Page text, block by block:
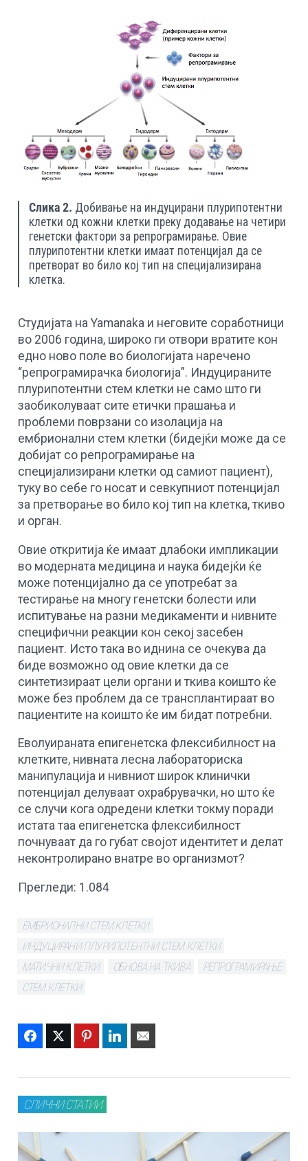
Слика 2. Добивање на индуцирани плурипотентни
клетки од кожни клетки преку додавање на четири
генетски фактори за репрограмирање. Овие
плурипотентни клетки имаат потенцијал да се
претворат во било кој тип на специјализирана
клетка.
Студијата на Yamanaka и неговите соработници
во 2006 година, широко ги отвори вратите кон
едно ново поле во биологијата наречено
“репрограмирачка биологија”. Индуцираните
плурипотентни стем клетки не само што ги
заобиколуваат сите етички прашања и
проблеми поврзани со изолација на
ембрионални стем клетки (бидејќи може да се
добијат со репрограмирање на
специјализирани клетки од самиот пациент),
туку во себе го носат и севкупниот потенцијал
за претворање во било кој тип на клетка, ткиво
и орган.
Овие откритија ќе имаат длабоки импликации
во модерната медицина и наука бидејќи ќе
може потенцијално да се употребат за
тестирање на многу генетски болести или
испитување на разни медикаменти и нивните
специфични реакции кон секој засебен
пациент. Исто така во иднина се очекува да
биде возможно од овие клетки да се
синтетизираат цели органи и ткива коишто ќе
може без проблем да се трансплантираат во
пациентите на коишто ќе им бидат потребни.
Еволуираната епигенетска флексибилност на
клетките, нивната лесна лабораториска
манипулација и нивниот широк клинички
потенцијал делуваат охрабрувачки, но што ќе
се случи кога одредени клетки токму поради
истата таа епигенетска флексибилност
почнуваат да го губат својот идентитет и делат
неконтролирано внатре во организмот?
Прегледи: 1.084
ЕМБРИОНАЛНИ СТЕМ КЛЕТКИ
ИНДУЦИРАНИ ПЛУРИПОТЕНТНИ СТЕМ КЛЕТКИ
МАТИЧНИ КЛЕТКИ
ОБНОВА НА ТКИВА
РЕПРОГРАМИРАЊЕ
СТЕМ КЛЕТКИ
FacebookTwitter PinterestLinkedIn
СЛИЧНИ СТАТИИ